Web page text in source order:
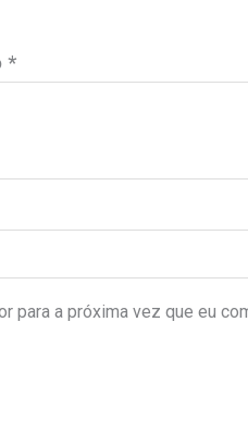
*
para a próxima vez que eu